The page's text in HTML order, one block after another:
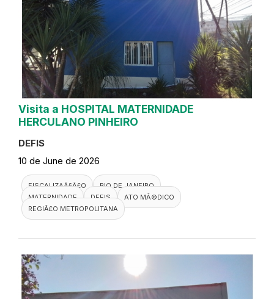
Visita a HOSPITAL MATERNIDADE
HERCULANO PINHEIRO
DEFIS
10 de June de 2026
FISCALIZAÃ§Ã£O
RIO DE JANEIRO
MATERNIDADE
DEFIS
ATO MÃ©DICO
REGIÃ£O METROPOLITANA